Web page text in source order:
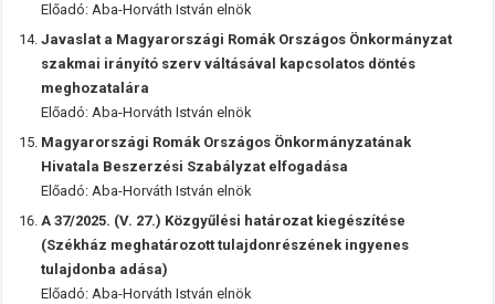
Előadó: Aba-Horváth István elnök
Javaslat a Magyarországi Romák Országos Önkormányzat
szakmai irányító szerv váltásával kapcsolatos döntés
meghozatalára
Előadó: Aba-Horváth István elnök
Magyarországi Romák Országos Önkormányzatának
Hivatala Beszerzési Szabályzat elfogadása
Előadó: Aba-Horváth István elnök
A 37/2025. (V. 27.) Közgyűlési határozat kiegészítése
(Székház meghatározott tulajdonrészének ingyenes
tulajdonba adása)
Előadó: Aba-Horváth István elnök